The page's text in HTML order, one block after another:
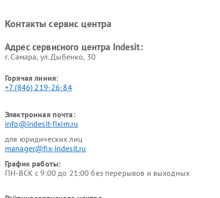
Indesit
Indesit
Контакты сервис центра
Адрес сервисного центра Indesit:
г. Самара, ул. Дыбенко, 30
Горячая линия:
+7 (846) 219-26-84
Электронная почта:
info@indesit-fixim.ru
для юридических лиц
manager@fix-indesit.ru
График работы:
ПН-ВСК с 9:00 до 21:00 без перерывов и выходных